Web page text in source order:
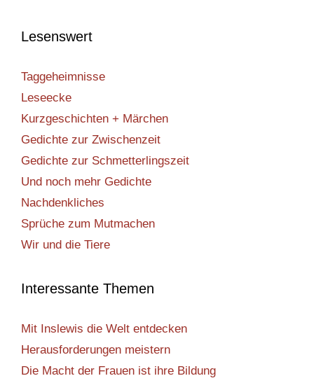
Lesenswert
Taggeheimnisse
Leseecke
Kurzgeschichten + Märchen
Gedichte zur Zwischenzeit
Gedichte zur Schmetterlingszeit
Und noch mehr Gedichte
Nachdenkliches
Sprüche zum Mutmachen
Wir und die Tiere
Interessante Themen
Mit Inslewis die Welt entdecken
Herausforderungen meistern
Die Macht der Frauen ist ihre Bildung